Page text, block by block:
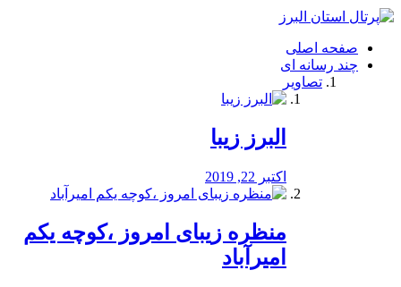
فصد
شرق
تهران
خشکشویی
صفحه اصلی
چند رسانه ای
تصاویر
البرز زیبا
اکتبر 22, 2019
منظره‌‌ زیبای امروز ،کوچه یکم
امیرآباد